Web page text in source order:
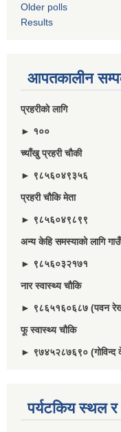
Older polls
Results
आपतकालीन
प्रहरीकाे लागि
► १००
च्याँखु प्रहरी चाैकी
► ९८५६०४९३५६
प्रहरी चौकि मेता
► ९८५६०४९८९९
अन्य केहि समस्याको लागि
► ९८५६०३२१७१
नार स्वास्थ्य चौकि
► ९८६५१६०६८७ (पवन
फू स्वास्थ्य चौकि
► ९७४५२८७६९० (गोविन्द
पर्यटकिय स्थल र